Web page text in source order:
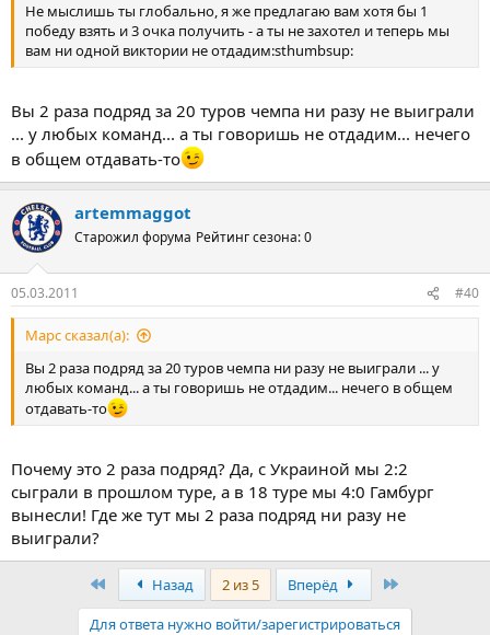
Не мыслишь ты глобально, я же предлагаю вам хотя бы 1
победу взять и 3 очка получить - а ты не захотел и теперь мы
вам ни одной виктории не отдадим:sthumbsup:
Вы 2 раза подряд за 20 туров чемпа ни разу не выиграли
... у любых команд... а ты говоришь не отдадим... нечего
в общем отдавать-то
artemmaggot
Старожил форума Рейтинг сезона: 0
05.03.2011 #40
Марс сказал(а):
Вы 2 раза подряд за 20 туров чемпа ни разу не выиграли ... у
любых команд... а ты говоришь не отдадим... нечего в общем
отдавать-то
Почему это 2 раза подряд? Да, с Украиной мы 2:2
сыграли в прошлом туре, а в 18 туре мы 4:0 Гамбург
вынесли! Где же тут мы 2 раза подряд ни разу не
выиграли?
ПервыйНазад 2 из 5 Вперёд
Для ответа нужно войти/зарегистрироваться